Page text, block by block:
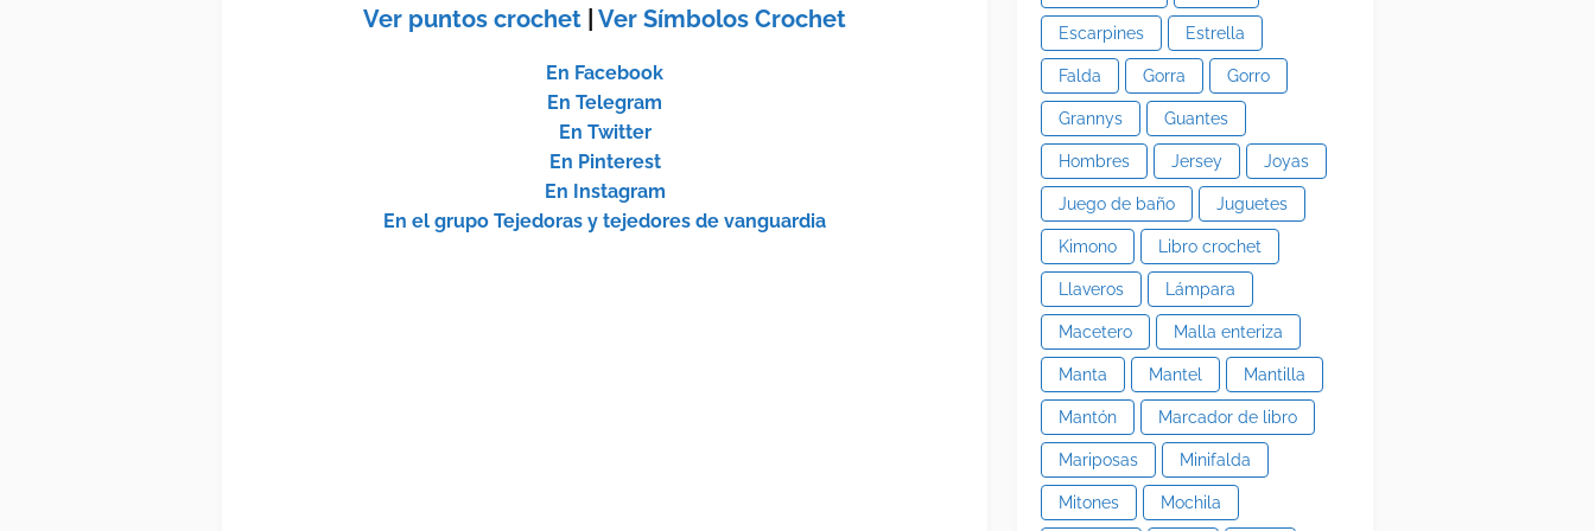
Ver puntos crochet Ver Símbolos Crochet
En Facebook
En Telegram
En Twitter
En Pinterest
En Instagram
En el grupo Tejedoras y tejedores de vanguardia
Escarpines Estrella
Falda Gorra Gorro
Grannys Guantes
Hombres Jersey Joyas
Juego de baño Juguetes
Kimono Libro crochet
Llaveros Lámpara
Macetero Malla enteriza
Manta Mantel Mantilla
Mantón Marcador de libro
Mariposas Minifalda
Mitones Mochila